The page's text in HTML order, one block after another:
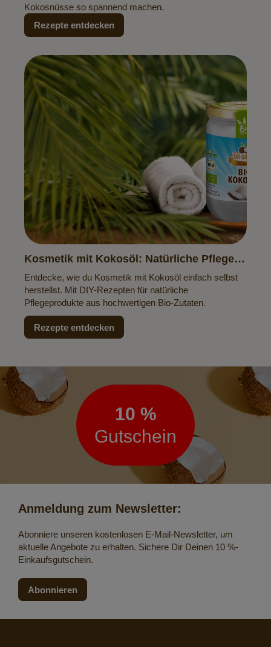
Kokosnüsse so spannend machen.
Rezepte entdecken
Kosmetik mit Kokosöl: Natürliche Pflege
Entdecke, wie du Kosmetik mit Kokosöl einfach selbst
herstellst. Mit DIY-Rezepten für natürliche
Pflegeprodukte aus hochwertigen Bio-Zutaten.
Rezepte entdecken
Newsletter
10 %
Gutschein
Anmeldung zum Newsletter:
Abonniere unseren kostenlosen E-Mail-Newsletter, um
aktuelle Angebote zu erhalten. Sichere Dir Deinen 10 %-
Einkaufsgutschein.
Abonnieren